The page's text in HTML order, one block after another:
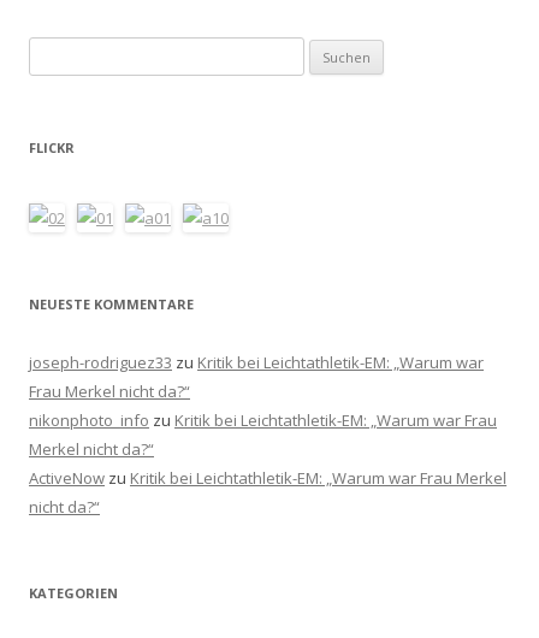
nach:
FLICKR
NEUESTE KOMMENTARE
joseph-rodriguez33 zu Kritik bei Leichtathletik-EM: „Warum war
Frau Merkel nicht da?“
nikonphoto_info zu Kritik bei Leichtathletik-EM: „Warum war Frau
Merkel nicht da?“
ActiveNow zu Kritik bei Leichtathletik-EM: „Warum war Frau Merkel
nicht da?“
KATEGORIEN